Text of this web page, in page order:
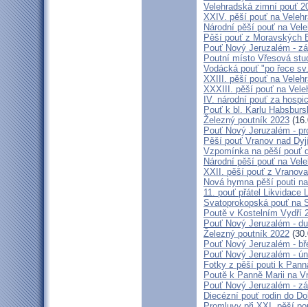
Velehradská zimní pouť
XXIV. pěší pouť na
Národní pěší pouť na
Pěší pouť z Moravských
Pouť Nový Jeruzalém -
Poutní místo Vřesová
Vodácká pouť "po řece
XXIII. pěší pouť na
XXXIII. pěší pouť na
IV. národní pouť za
Pouť k bl. Karlu
Železný poutník 2023
Pouť Nový Jeruzalém -
Pěší pouť Vranov nad
Vzpomínka na pěší pouť
Národní pěší pouť na
XXII. pěší pouť z
Nová hymna pěší pouti
11. pouť přátel Likvidace
Svatoprokopská pouť na
Poutě v Kostelním Vydří
Pouť Nový Jeruzalém -
Železný poutník 2022
Pouť Nový Jeruzalém -
Pouť Nový Jeruzalém -
Fotky z pěší pouti k
Poutě k Panně Marii na
Pouť Nový Jeruzalém -
Diecézní pouť rodin do